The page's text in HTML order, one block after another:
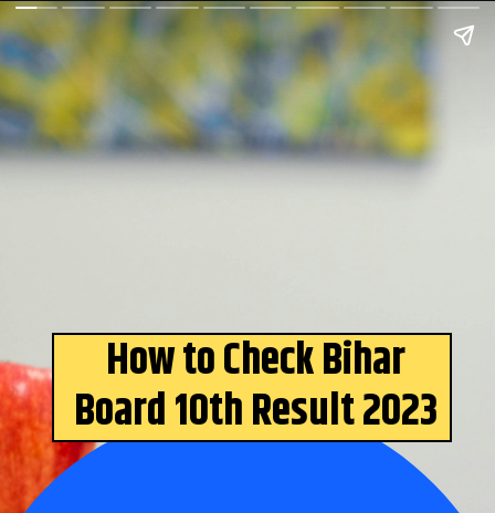
How to Check Bihar
Board 10th Result 2023